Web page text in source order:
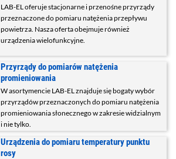
LAB-EL oferuje stacjonarne i przenośne przyrządy
przeznaczone do pomiaru natężenia przepływu
powietrza. Nasza oferta obejmuje również
urządzenia wielofunkcyjne.
Przyrządy do pomiarów natężenia
promieniowania
W asortymencie LAB-EL znajduje się bogaty wybór
przyrządów przeznaczonych do pomiaru natężenia
promieniowania słonecznego w zakresie widzialnym
i nie tylko.
Urządzenia do pomiaru temperatury punktu
rosy